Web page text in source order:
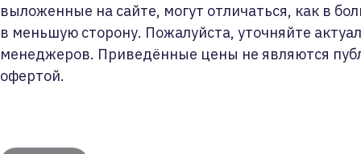
выложенные на сайте, могут отличаться, как в
в меньшую сторону. Пожалуйста, уточняйте
менеджеров. Приведённые цены не являются
офертой.